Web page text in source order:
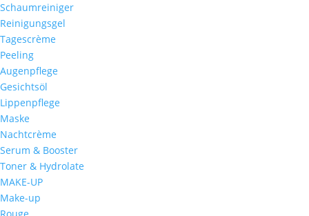
Schaumreiniger
Reinigungsgel
Tagescrème
Peeling
Augenpflege
Gesichtsöl
Lippenpflege
Maske
Nachtcrème
Serum & Booster
Toner & Hydrolate
MAKE-UP
Make-up